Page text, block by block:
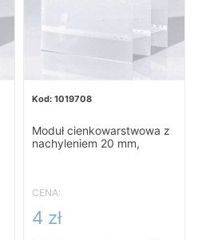
1019708
Moduł cienkowarstwowa z
nachyleniem 20 mm,
CENA:
4 zł